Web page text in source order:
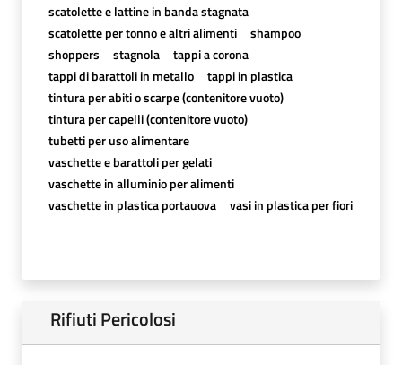
scatolette e lattine in banda stagnata
scatolette per tonno e altri alimenti
shampoo
shoppers
stagnola
tappi a corona
tappi di barattoli in metallo
tappi in plastica
tintura per abiti o scarpe (contenitore vuoto)
tintura per capelli (contenitore vuoto)
tubetti per uso alimentare
vaschette e barattoli per gelati
vaschette in alluminio per alimenti
vaschette in plastica portauova
vasi in plastica per fiori
Rifiuti Pericolosi